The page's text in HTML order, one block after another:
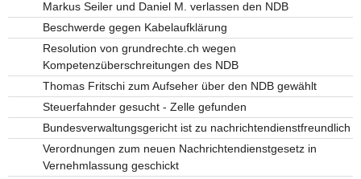
Markus Seiler und Daniel M. verlassen den NDB
Beschwerde gegen Kabelaufklärung
Resolution von grundrechte.ch wegen
Kompetenzüberschreitungen des NDB
Thomas Fritschi zum Aufseher über den NDB gewählt
Steuerfahnder gesucht - Zelle gefunden
Bundesverwaltungsgericht ist zu nachrichtendienstfreundlich
Verordnungen zum neuen Nachrichtendienstgesetz in
Vernehmlassung geschickt